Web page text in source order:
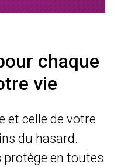
chaque
vie
et celle de votre
du hasard.
protège en toutes